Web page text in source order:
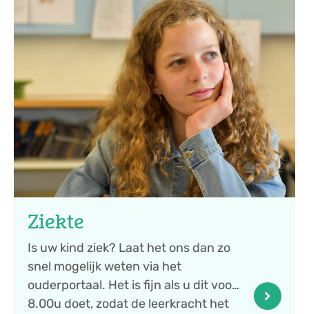
Ziekte
Is uw kind ziek? Laat het ons dan zo
snel mogelijk weten via het
ouderportaal. Het is fijn als u dit voor
8.00u doet, zodat de leerkracht het